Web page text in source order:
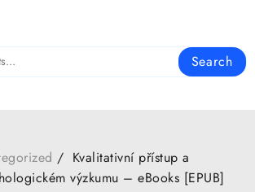
Search
Kvalitativní přístup a
výzkumu – eBooks [EPUB]